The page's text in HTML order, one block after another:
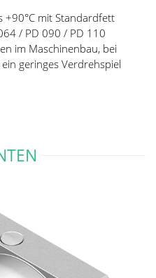
+90°C mit Standardfett
/ PD 090 / PD 110
im Maschinenbau, bei
geringes Verdrehspiel